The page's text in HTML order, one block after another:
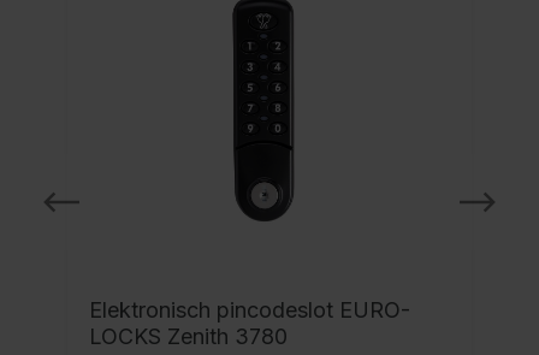
Elektronisch pincodeslot EURO-
LOCKS Zenith 3780